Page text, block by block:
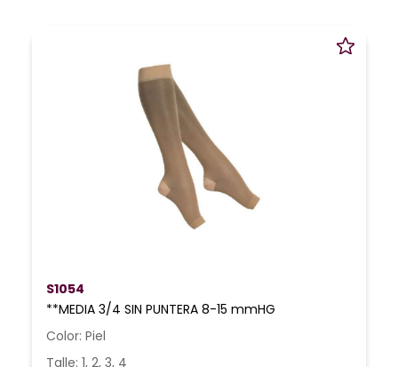
S1054
**MEDIA 3/4 SIN PUNTERA 8-15 mmHG
Color: Piel
Talle: 1, 2, 3, 4